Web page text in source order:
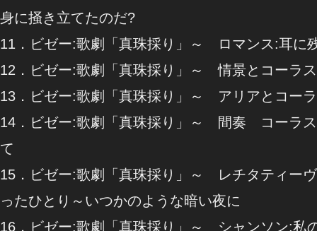
身に掻き立てたのだ?
11．ビゼー:歌劇「真珠採り」～ ロマンス:耳
12．ビゼー:歌劇「真珠採り」～ 情景とコーラ
13．ビゼー:歌劇「真珠採り」～ アリアとコー
14．ビゼー:歌劇「真珠採り」～ 間奏 コーラス
て
15．ビゼー:歌劇「真珠採り」～ レチタティー
ったひとり～いつかのような暗い夜に
16．ビゼー:歌劇「真珠採り」～ シャンソン:私